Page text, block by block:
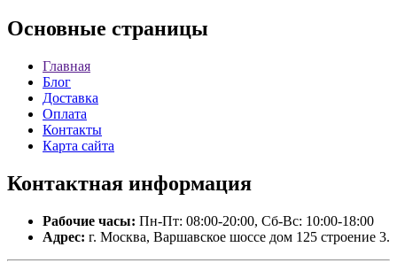
Основные страницы
Главная
Блог
Доставка
Оплата
Контакты
Карта сайта
Контактная информация
Рабочие часы: Пн-Пт: 08:00-20:00, Сб-Вс: 10:00-18:00
Адрес: г. Москва, Варшавское шоссе дом 125 строение 3.